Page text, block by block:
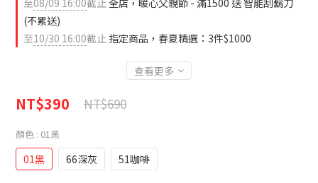
至08/09 16:00截止全店，暖心父親節 - 滿1500 送 智能刮鬍刀
(不累送)
至10/30 16:00截止 指定商品，春夏精選：3件$1000
查看更多
NT$390 NT$690
顏色 : 01黑
01黑 66深灰 51咖啡